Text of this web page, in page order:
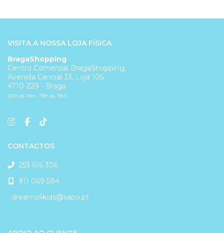
VISITA A NOSSA LOJA FÍSICA
BragaShopping
Centro Comercial BragaShopping,
Avenida Central 33, Loja 105
4710-229 - Braga
(10H às 14H - 15H às 19H)
CONTACTOS
253 616 306
911 069 584
dreams4kids@sapo.pt